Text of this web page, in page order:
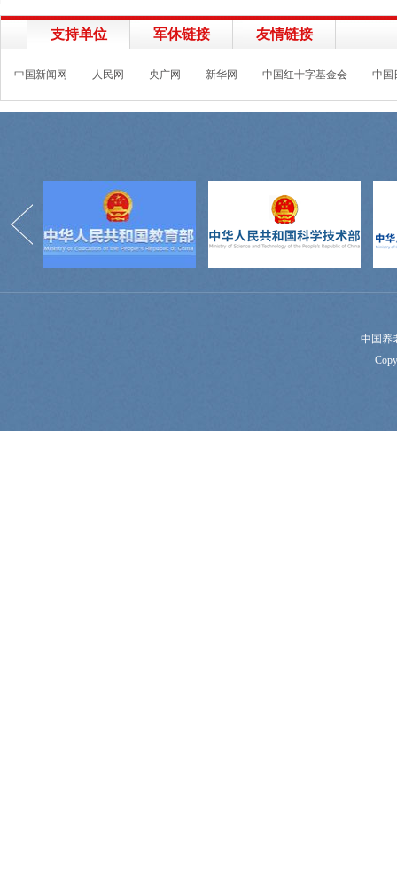
支持单位 军休链接 友情链接
中国新闻网 人民网 央广网 新华网 中国红十字基金会 中国
中国养